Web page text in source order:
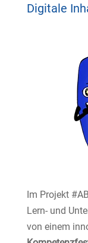
Digitale
Im Projekt
Lern- und
von einem